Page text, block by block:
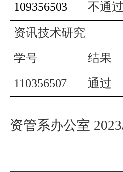
109356503
不通过
资讯技术研究
学号
结果
110356507
通过
资管系办公室